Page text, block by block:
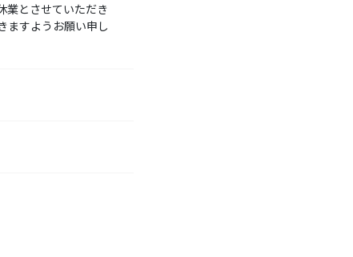
業とさせていただき
ますようお願い申し